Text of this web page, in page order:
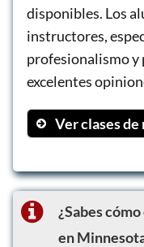
disponibles. Los
instructores,
profesionalismo y
excelentes
Ver clases de
Lessons
Online
Behind-
¿Sabes
en